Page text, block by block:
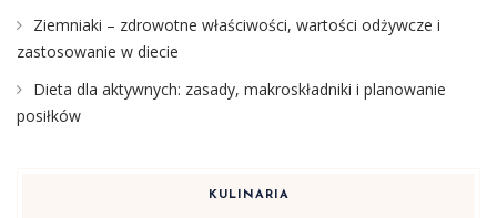
Ziemniaki – zdrowotne właściwości, wartości odżywcze i
zastosowanie w diecie
Dieta dla aktywnych: zasady, makroskładniki i planowanie
posiłków
KULINARIA